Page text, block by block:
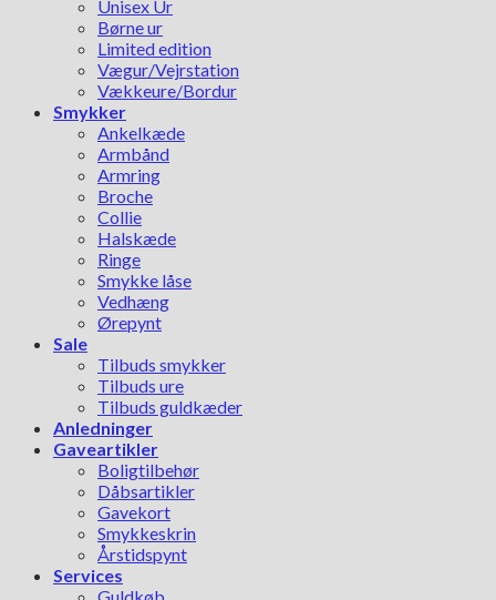
Unisex Ur
Børne ur
Limited edition
Vægur/Vejrstation
Vækkeure/Bordur
Smykker
Ankelkæde
Armbånd
Armring
Broche
Collie
Halskæde
Ringe
Smykke låse
Vedhæng
Ørepynt
Sale
Tilbuds smykker
Tilbuds ure
Tilbuds guldkæder
Anledninger
Gaveartikler
Boligtilbehør
Dåbsartikler
Gavekort
Smykkeskrin
Årstidspynt
Services